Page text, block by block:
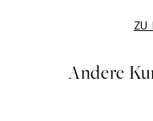
ZU
Andere